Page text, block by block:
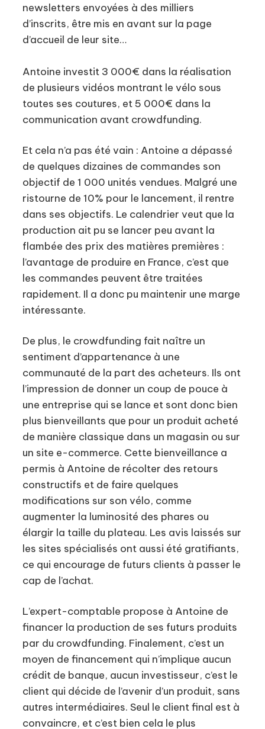
newsletters envoyées à des milliers
d’inscrits, être mis en avant sur la page
d’accueil de leur site…
Antoine investit 3 000€ dans la réalisation
de plusieurs vidéos montrant le vélo sous
toutes ses coutures, et 5 000€ dans la
communication avant crowdfunding.
Et cela n’a pas été vain : Antoine a dépassé
de quelques dizaines de commandes son
objectif de 1 000 unités vendues. Malgré une
ristourne de 10% pour le lancement, il rentre
dans ses objectifs. Le calendrier veut que la
production ait pu se lancer peu avant la
flambée des prix des matières premières :
l’avantage de produire en France, c’est que
les commandes peuvent être traitées
rapidement. Il a donc pu maintenir une marge
intéressante.
De plus, le crowdfunding fait naître un
sentiment d’appartenance à une
communauté de la part des acheteurs. Ils ont
l’impression de donner un coup de pouce à
une entreprise qui se lance et sont donc bien
plus bienveillants que pour un produit acheté
de manière classique dans un magasin ou sur
un site e-commerce. Cette bienveillance a
permis à Antoine de récolter des retours
constructifs et de faire quelques
modifications sur son vélo, comme
augmenter la luminosité des phares ou
élargir la taille du plateau. Les avis laissés sur
les sites spécialisés ont aussi été gratifiants,
ce qui encourage de futurs clients à passer le
cap de l’achat.
L’expert-comptable propose à Antoine de
financer la production de ses futurs produits
par du crowdfunding. Finalement, c’est un
moyen de financement qui n’implique aucun
crédit de banque, aucun investisseur, c’est le
client qui décide de l’avenir d’un produit, sans
autres intermédiaires. Seul le client final est à
convaincre, et c’est bien cela le plus